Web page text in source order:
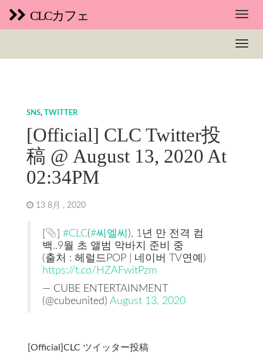
CLCカフェ
SNS, TWITTER
[Official] CLC Twitter投
稿 @ August 13, 2020 At
02:34PM
13 8月 , 2020
#CLC(#씨엘씨 ), 1년 만 전격 컴
백..9월 초 앨범 막바지 준비 중
(출처 : 헤럴드POP | 네이버 TV연예)
https://t.co/HZAFwitPzm
— CUBE ENTERTAINMENT
(@cubeunited) August 13, 2020
[Official]CLC ツイッター投稿